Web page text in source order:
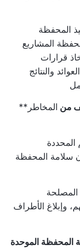
المحفظة
المشاريع
قرارات
والنتائج
من المخاطر**
المحددة
سلامة المحفظة
وإبلاغ الأطراف
المحفظة الموحدة